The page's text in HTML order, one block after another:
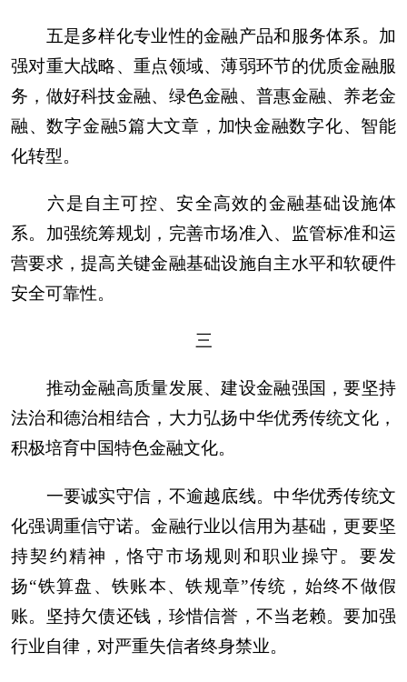
五是多样化专业性的金融产品和服务体系。加
强对重大战略、重点领域、薄弱环节的优质金融服
务，做好科技金融、绿色金融、普惠金融、养老金
融、数字金融5篇大文章，加快金融数字化、智能
化转型。
六是自主可控、安全高效的金融基础设施体
系。加强统筹规划，完善市场准入、监管标准和运
营要求，提高关键金融基础设施自主水平和软硬件
安全可靠性。
三
推动金融高质量发展、建设金融强国，要坚持
法治和德治相结合，大力弘扬中华优秀传统文化，
积极培育中国特色金融文化。
一要诚实守信，不逾越底线。中华优秀传统文
化强调重信守诺。金融行业以信用为基础，更要坚
持契约精神，恪守市场规则和职业操守。要发
扬“铁算盘、铁账本、铁规章”传统，始终不做假
账。坚持欠债还钱，珍惜信誉，不当老赖。要加强
行业自律，对严重失信者终身禁业。